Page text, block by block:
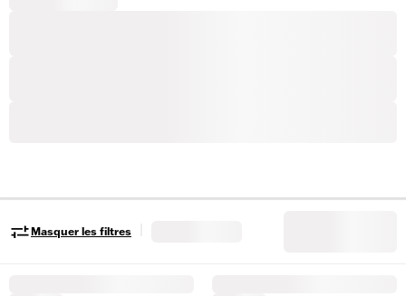
Masquer les filtres